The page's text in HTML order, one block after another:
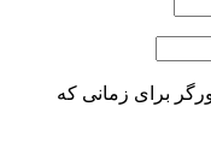
برای زمانی که